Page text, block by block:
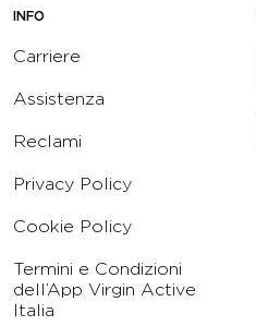
INFO
Carriere
Assistenza
Reclami
Privacy Policy
Cookie Policy
Termini e Condizioni
dell’App Virgin Active
Italia